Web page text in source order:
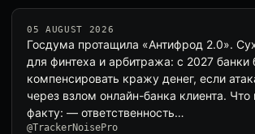
05 AUGUST 2026
Госдума протащила «Антифрод 2.0».
для финтеха и арбитража: с 2027 банки
компенсировать кражу денег, если
через взлом онлайн-банка клиента. Что
факту: — ответственность…
@TrackerNoisePro